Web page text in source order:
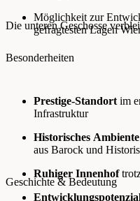
Möglichkeit zur
gefragtesten Lagen
Die unteren Geschosse
Besonderheiten
Prestige-Standort im
Infrastruktur
Historisches Ambiente
aus Barock und
Ruhiger Innenhof
Geschichte & Bedeutung